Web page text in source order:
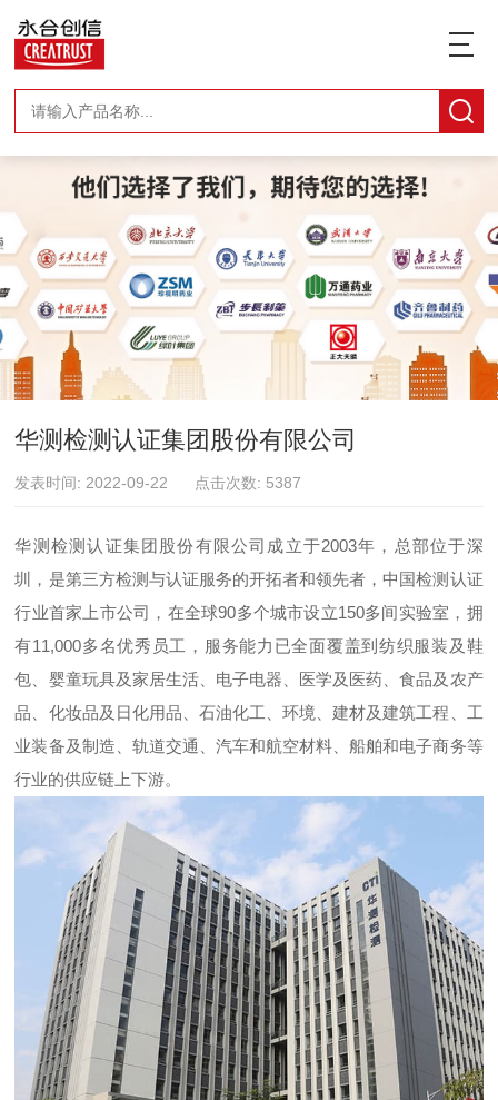
华测检测认证集团股份有限公司
发表时间: 2022-09-22 点击次数: 5387
华测检测认证集团股份有限公司成立于2003年，总部位于深
圳，是第三方检测与认证服务的开拓者和领先者，中国检测认证
行业首家上市公司， 在全球90多个城市设立150多间实验室，拥
有11,000多名优秀员工，服务能力已全面覆盖到纺织服装及鞋
包、婴童玩具及家居生活、电子电器、医学及医药、食品及农产
品、化妆品及日化用品、石油化工、环境、建材及建筑工程、工
业装备及制造、轨道交通、汽车和航空材料、船舶和电子商务等
行业的供应链上下游。